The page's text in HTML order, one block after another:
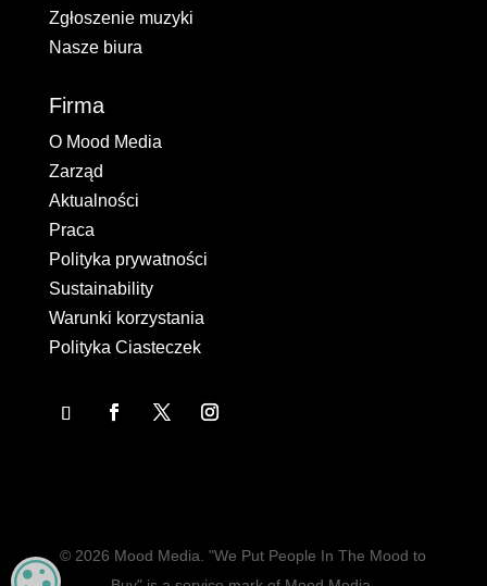
Zgłoszenie muzyki
Nasze biura
Firma
O Mood Media
Zarząd
Aktualności
Praca
Polityka prywatności
Sustainability
Warunki korzystania
Polityka Ciasteczek
© 2026 Mood Media. "We Put People In The Mood to
MANAGE PRIVACY